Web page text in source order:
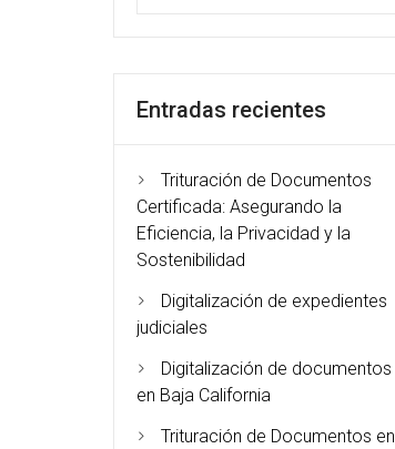
Entradas recientes
Trituración de Documentos
Certificada: Asegurando la
Eficiencia, la Privacidad y la
Sostenibilidad
Digitalización de expedientes
judiciales
Digitalización de documentos
en Baja California
Trituración de Documentos en